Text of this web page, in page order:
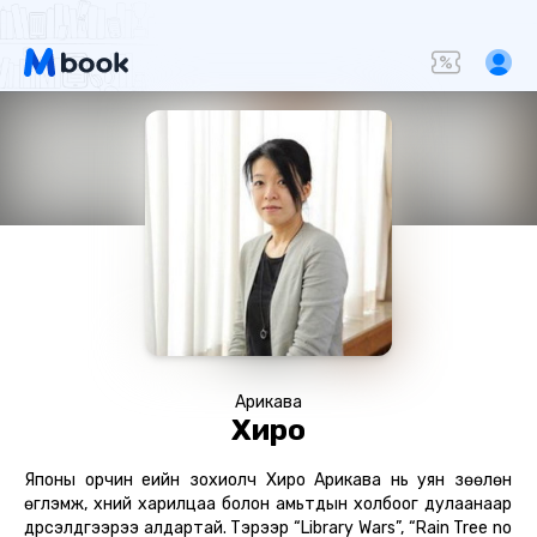
Арикава
Хиро
Японы орчин үеийн зохиолч Хиро Арикава нь уян зөөлөн
өгүүлэмж, хүний харилцаа болон амьтдын холбоог дулаанаар
дүрсэлдгээрээ алдартай. Тэрээр “Library Wars”, “Rain Tree no